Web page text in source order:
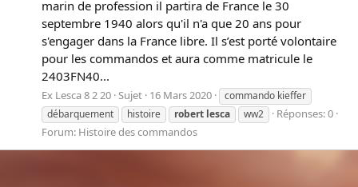
marin de profession il partira de France le 30
septembre 1940 alors qu'il n'a que 20 ans pour
s'engager dans la France libre. Il s’est porté volontaire
pour les commandos et aura comme matricule le
2403FN40...
Ex Lesca 8 2 20 Sujet 16 Mars 2020
commando kieffer
débarquement
histoire robert lesca ww2
Réponses: 0
Forum: Histoire des commandos